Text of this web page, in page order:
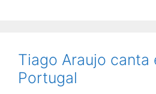
Tiago Araujo canta
Portugal